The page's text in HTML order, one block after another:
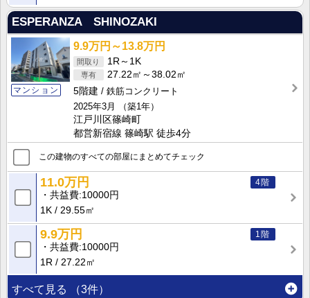
ESPERANZA SHINOZAKI
マンション
9.9万円～13.8万円
1R～1K
27.22㎡～38.02㎡
5階建
鉄筋コンクリート
2025年3月
（築1年）
江戸川区篠崎町
都営新宿線 篠崎駅 徒歩4分
この建物のすべての部屋にまとめてチェック
4階
11.0万円
共益費 10000円
1K
29.55㎡
1階
9.9万円
共益費 10000円
1R
27.22㎡
すべて見る （3件）